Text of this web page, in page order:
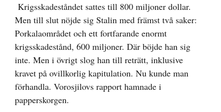
Krigsskadeståndet sattes till 800 miljoner dollar.
Men till slut nöjde sig Stalin med främst två saker:
Porkalaområdet och ett fortfarande enormt
krigsskadestånd, 600 miljoner. Där böjde han sig
inte. Men i övrigt slog han till reträtt, inklusive
kravet på ovillkorlig kapitulation. Nu kunde man
förhandla. Vorosjilovs rapport hamnade i
papperskorgen.